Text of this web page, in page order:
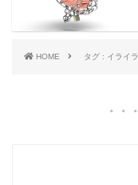
HOME タグ : イライラ